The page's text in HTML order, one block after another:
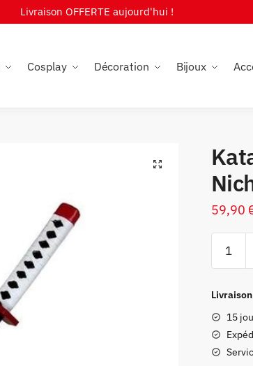
Livraison OFFERTE aujourd'hui !
Cosplay Décoration Bijoux
🔍
59,90
Demon
Slayer
Nichirin
15